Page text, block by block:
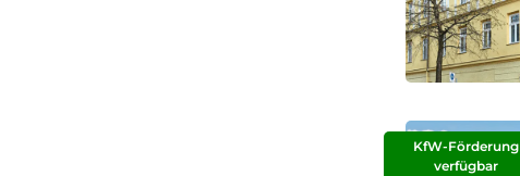
KfW-Förderung
verfügbar